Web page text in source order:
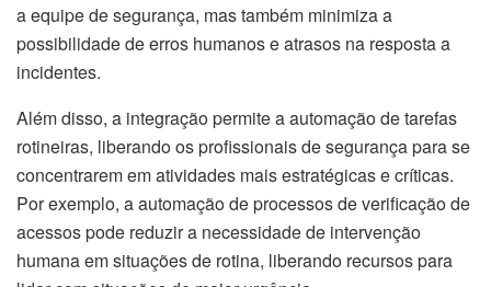
a equipe de segurança, mas também minimiza a
possibilidade de erros humanos e atrasos na resposta a
incidentes.
Além disso, a integração permite a automação de tarefas
rotineiras, liberando os profissionais de segurança para se
concentrarem em atividades mais estratégicas e críticas.
Por exemplo, a automação de processos de verificação de
acessos pode reduzir a necessidade de intervenção
humana em situações de rotina, liberando recursos para